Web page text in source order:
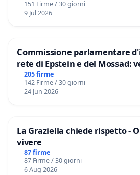
151 Firme / 30 giorni
9 Jul 2026
Commissione parlamentare
rete di Epstein e del Mossad:
Files
205 firme
142 Firme / 30 giorni
24 Jun 2026
La Graziella chiede rispetto -
vivere
87 firme
87 Firme / 30 giorni
6 Aug 2026